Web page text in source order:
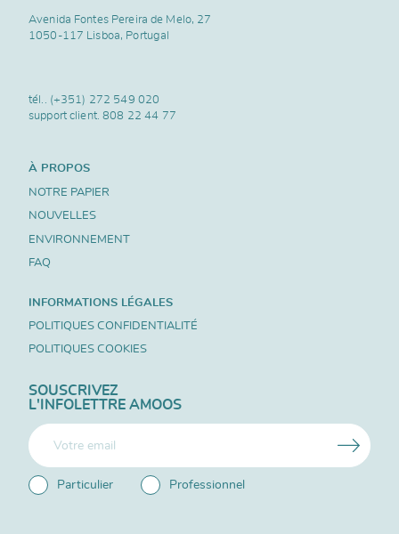
Avenida Fontes Pereira de Melo, 27
1050-117 Lisboa, Portugal
tél.. (+351) 272 549 020
support client.808 22 44 77
À PROPOS
NOTRE PAPIER
NOUVELLES
ENVIRONNEMENT
FAQ
INFORMATIONS LÉGALES
POLITIQUES CONFIDENTIALITÉ
POLITIQUES COOKIES
SOUSCRIVEZ
L'INFOLETTRE AMOOS
Particulier Professionnel